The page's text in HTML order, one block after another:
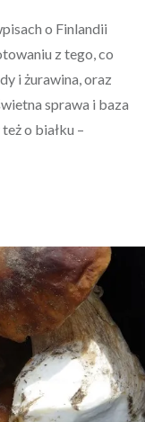
o Finlandii
z tego, co
i żurawina, oraz
sprawa i baza
o białku –